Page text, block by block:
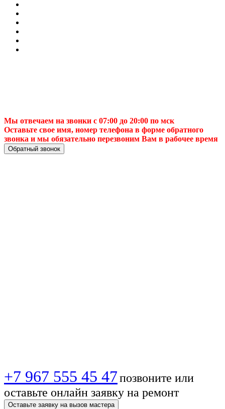
Мы отвечаем на звонки с 07:00 до 20:00 по мск
Оставьте свое имя, номер телефона в форме обратного
звонка и мы обязательно перезвоним Вам в рабочее время
Обратный звонок
+7 967 555 45 47позвоните или
оставьте онлайн заявку на ремонт
Оставьте заявку на вызов мастера